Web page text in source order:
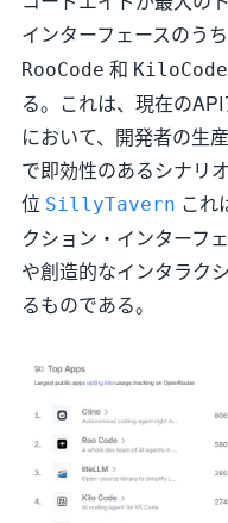
インターフェースのうち
RooCode 和 KiloCode
る。これは、現在の
において、開発者の生
で即効性のあるシナリ
位 SillyTavern これ
クション・インターフ
や創造的なインタラク
るものである。